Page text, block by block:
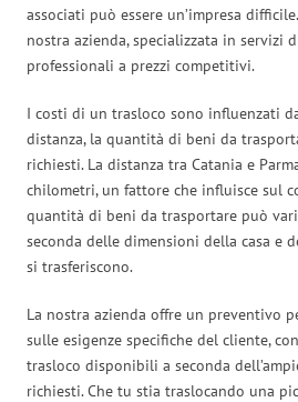
associati può essere un’impresa
nostra azienda, specializzata in servizi
professionali a prezzi competitivi.
I costi di un trasloco sono influenzati
distanza, la quantità di beni da
richiesti. La distanza tra Catania e
chilometri, un fattore che influisce sul
quantità di beni da trasportare può
seconda delle dimensioni della casa e
si trasferiscono.
La nostra azienda offre un preventivo
sulle esigenze specifiche del cliente,
trasloco disponibili a seconda
richiesti. Che tu stia traslocando una